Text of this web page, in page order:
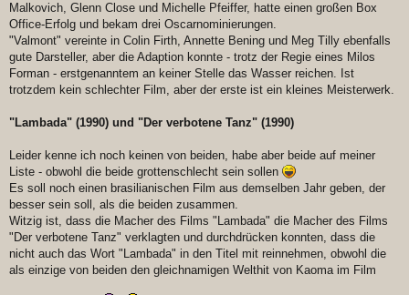
Malkovich, Glenn Close und Michelle Pfeiffer, hatte einen großen Box
Office-Erfolg und bekam drei Oscarnominierungen.
"Valmont" vereinte in Colin Firth, Annette Bening und Meg Tilly ebenfalls
gute Darsteller, aber die Adaption konnte - trotz der Regie eines Milos
Forman - erstgenanntem an keiner Stelle das Wasser reichen. Ist
trotzdem kein schlechter Film, aber der erste ist ein kleines Meisterwerk.
"Lambada" (1990) und "Der verbotene Tanz" (1990)
Leider kenne ich noch keinen von beiden, habe aber beide auf meiner
Liste - obwohl die beide grottenschlecht sein sollen
Es soll noch einen brasilianischen Film aus demselben Jahr geben, der
besser sein soll, als die beiden zusammen.
Witzig ist, dass die Macher des Films "Lambada" die Macher des Films
"Der verbotene Tanz" verklagten und durchdrücken konnten, dass die
nicht auch das Wort "Lambada" in den Titel mit reinnehmen, obwohl die
als einzige von beiden den gleichnamigen Welthit von Kaoma im Film